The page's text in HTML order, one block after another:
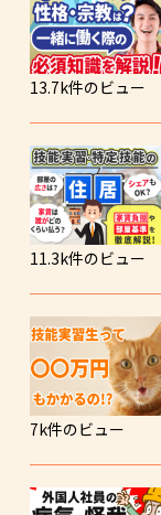
13.7k件のビュー
11.3k件のビュー
7k件のビュー